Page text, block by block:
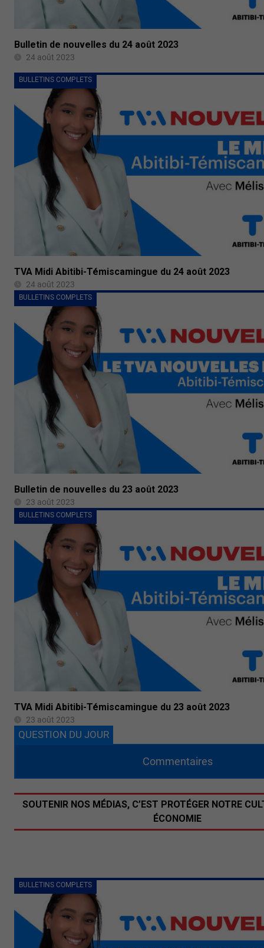
Bulletin de nouvelles du 24 août 2023
24 août 2023
BULLETINS COMPLETS
TVA Midi Abitibi-Témiscamingue du 24 août 2023
24 août 2023
BULLETINS COMPLETS
Bulletin de nouvelles du 23 août 2023
23 août 2023
BULLETINS COMPLETS
TVA Midi Abitibi-Témiscamingue du 23 août 2023
23 août 2023
BULLETINS COMPLETS
QUESTION DU JOUR
Commentaires
SOUTENIR NOS MÉDIAS, C’EST PROTÉGER NOTRE
ÉCONOMIE